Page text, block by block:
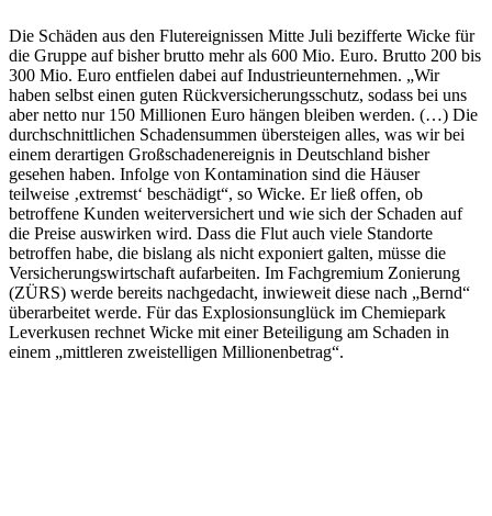
Die Schäden aus den Flutereignissen Mitte Juli bezifferte Wicke für
die Gruppe auf bisher brutto mehr als 600 Mio. Euro. Brutto 200 bis
300 Mio. Euro entfielen dabei auf Industrieunternehmen. „Wir
haben selbst einen guten Rückversicherungsschutz, sodass bei uns
aber netto nur 150 Millionen Euro hängen bleiben werden. (…) Die
durchschnittlichen Schadensummen übersteigen alles, was wir bei
einem derartigen Großschadenereignis in Deutschland bisher
gesehen haben. Infolge von Kontamination sind die Häuser
teilweise ‚extremst‘ beschädigt“, so Wicke. Er ließ offen, ob
betroffene Kunden weiterversichert und wie sich der Schaden auf
die Preise auswirken wird. Dass die Flut auch viele Standorte
betroffen habe, die bislang als nicht exponiert galten, müsse die
Versicherungswirtschaft aufarbeiten. Im Fachgremium Zonierung
(ZÜRS) werde bereits nachgedacht, inwieweit diese nach „Bernd“
überarbeitet werde. Für das Explosionsunglück im Chemiepark
Leverkusen rechnet Wicke mit einer Beteiligung am Schaden in
einem „mittleren zweistelligen Millionenbetrag“.